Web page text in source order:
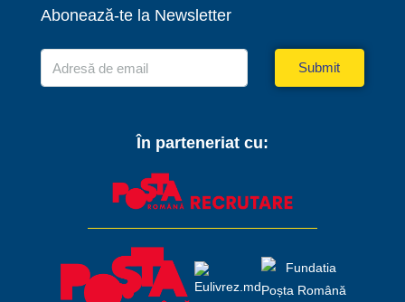
Abonează-te la Newsletter
Submit
În parteneriat cu: